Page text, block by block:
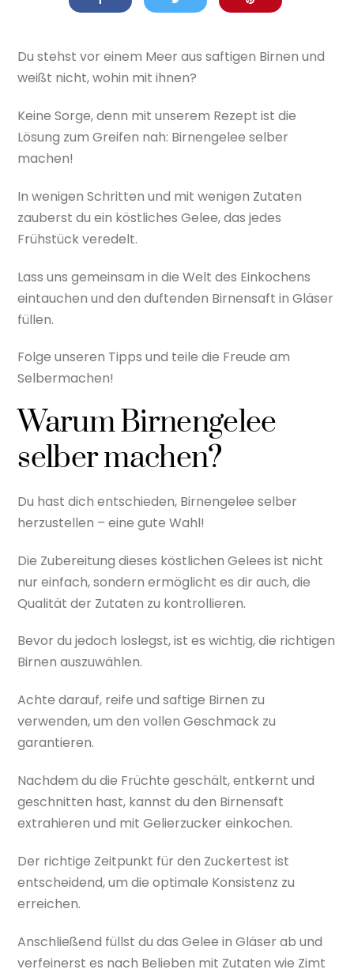
Du stehst vor einem Meer aus saftigen Birnen und
weißt nicht, wohin mit ihnen?
Keine Sorge, denn mit unserem Rezept ist die
Lösung zum Greifen nah: Birnengelee selber
machen!
In wenigen Schritten und mit wenigen Zutaten
zauberst du ein köstliches Gelee, das jedes
Frühstück veredelt.
Lass uns gemeinsam in die Welt des Einkochens
eintauchen und den duftenden Birnensaft in Gläser
füllen.
Folge unseren Tipps und teile die Freude am
Selbermachen!
Warum Birnengelee
selber machen?
Du hast dich entschieden, Birnengelee selber
herzustellen – eine gute Wahl!
Die Zubereitung dieses köstlichen Gelees ist nicht
nur einfach, sondern ermöglicht es dir auch, die
Qualität der Zutaten zu kontrollieren.
Bevor du jedoch loslegst, ist es wichtig, die richtigen
Birnen auszuwählen.
Achte darauf, reife und saftige Birnen zu
verwenden, um den vollen Geschmack zu
garantieren.
Nachdem du die Früchte geschält, entkernt und
geschnitten hast, kannst du den Birnensaft
extrahieren und mit Gelierzucker einkochen.
Der richtige Zeitpunkt für den Zuckertest ist
entscheidend, um die optimale Konsistenz zu
erreichen.
Anschließend füllst du das Gelee in Gläser ab und
verfeinerst es nach Belieben mit Zutaten wie Zimt